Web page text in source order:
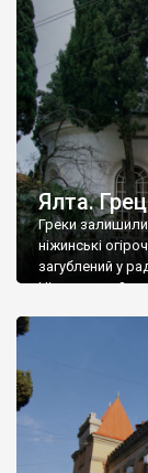
Ялта.
Греки залишили
ніжинські
загублений у
Ніжин греки?